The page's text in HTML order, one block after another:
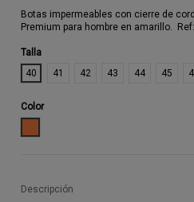
Botas impermeables con cierre de
Premium para hombre en amarillo.
Talla
40
41 42 43 44 45
Color
Descripción